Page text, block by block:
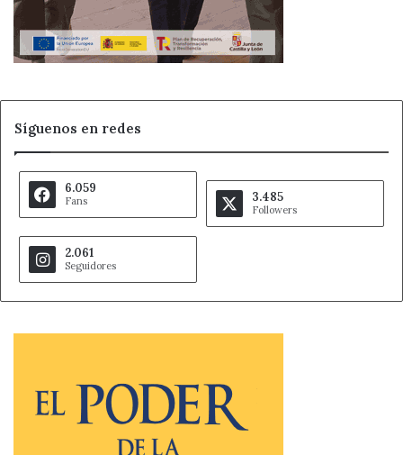
Síguenos en redes
6.059
Fans 3.485
Followers
2.061
Seguidores